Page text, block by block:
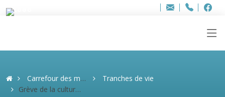
Adresse
info..hâthe..
Tel.
Tel.
Carrefour des mémoires
Tranches de vie
Grève de la culture (Minou)